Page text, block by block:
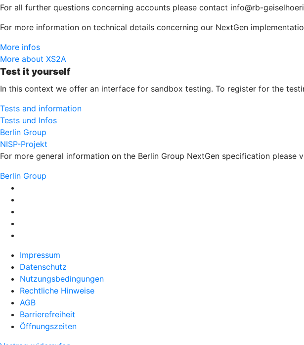
For all further questions concerning accounts please contact info@rb-
For more information on technical details concerning our NextGen
More infos
More about XS2A
Test it yourself
In this context we offer an interface for sandbox testing. To register for the
Tests and information
Tests und Infos
Berlin Group
NISP-Projekt
For more general information on the Berlin Group NextGen specification please
Berlin Group
Impressum
Datenschutz
Nutzungsbedingungen
Rechtliche Hinweise
AGB
Barrierefreiheit
Öffnungszeiten